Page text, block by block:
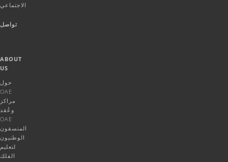
الاجتماعي
تواصل
ABOUT
US
حول
OAE
مراكز
وعُقد
OAE
المنسقون
الوطنيون
لتعليم
الفلك